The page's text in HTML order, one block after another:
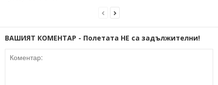
ВАШИЯТ КОМЕНТАР - Полетата НЕ са задължителни!